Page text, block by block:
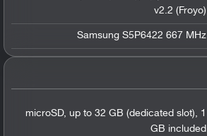
v2.2 (Froyo)
Samsung S5P6422 667 MHz
microSD, up to 32 GB (dedicated slot), 1
GB included